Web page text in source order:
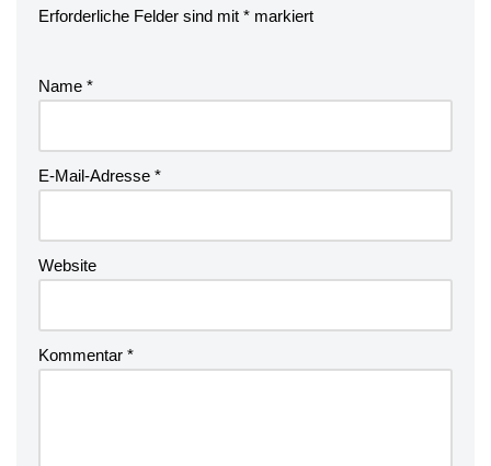
Erforderliche Felder sind mit * markiert
Name *
E-Mail-Adresse *
Website
Kommentar *